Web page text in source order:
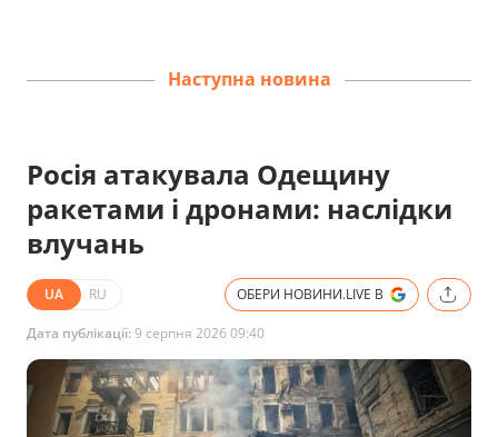
Наступна новина
Росія атакувала Одещину
ракетами і дронами: наслідки
влучань
UA RU ОБЕРИ НОВИНИ.LIVE В
Дата публікації:9 серпня 2026 09:40